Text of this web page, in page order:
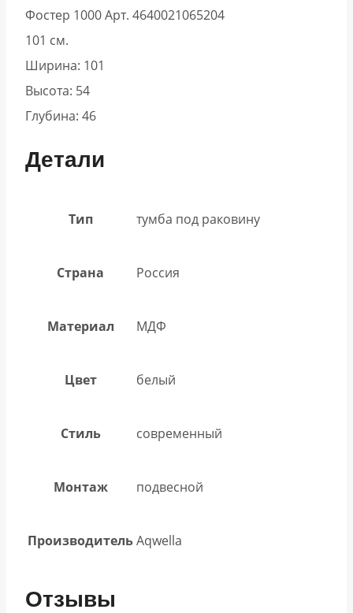
Фостер 1000 Арт. 4640021065204
101 см.
Ширина: 101
Высота: 54
Глубина: 46
Детали
Тип тумба под раковину
Страна Россия
Материал МДФ
Цвет белый
Стиль современный
Монтаж подвесной
ПроизводительAqwella
Отзывы